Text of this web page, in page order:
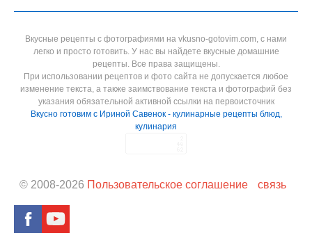
Вкусные рецепты с фотографиями на vkusno-gotovim.com, с нами
легко и просто готовить. У нас вы найдете вкусные домашние
рецепты. Все права защищены.
При использовании рецептов и фото сайта не допускается любое
изменение текста, а также заимствование текста и фотографий без
указания обязательной активной ссылки на первоисточник
Вкусно готовим с Ириной Савенок - кулинарные рецепты блюд,
кулинария
© 2008-2026 Пользовательское соглашение связь